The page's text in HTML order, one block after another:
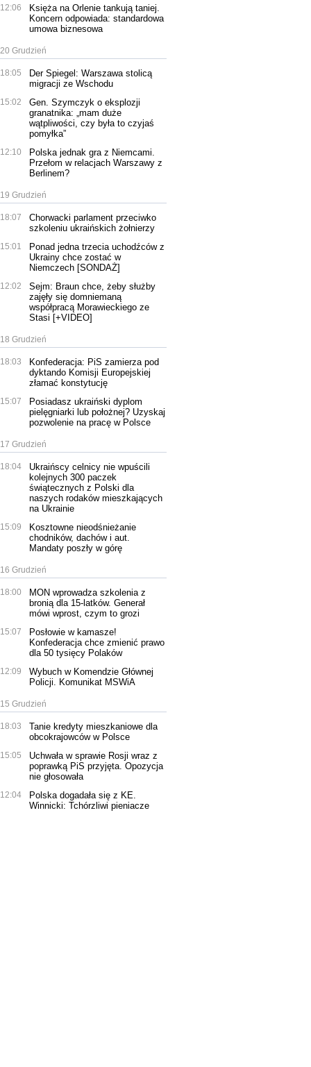
12:06
Księża na Orlenie tankują taniej.
Koncern odpowiada: standardowa
umowa biznesowa
20 Grudzień
18:05
Der Spiegel: Warszawa stolicą
migracji ze Wschodu
15:02
Gen. Szymczyk o eksplozji
granatnika: „mam duże
wątpliwości, czy była to czyjaś
pomyłka”
12:10
Polska jednak gra z Niemcami.
Przełom w relacjach Warszawy z
Berlinem?
19 Grudzień
18:07
Chorwacki parlament przeciwko
szkoleniu ukraińskich żołnierzy
15:01
Ponad jedna trzecia uchodźców z
Ukrainy chce zostać w
Niemczech [SONDAŻ]
12:02
Sejm: Braun chce, żeby służby
zajęły się domniemaną
współpracą Morawieckiego ze
Stasi [+VIDEO]
18 Grudzień
18:03
Konfederacja: PiS zamierza pod
dyktando Komisji Europejskiej
złamać konstytucję
15:07
Posiadasz ukraiński dyplom
pielęgniarki lub położnej? Uzyskaj
pozwolenie na pracę w Polsce
17 Grudzień
18:04
Ukraińscy celnicy nie wpuścili
kolejnych 300 paczek
świątecznych z Polski dla
naszych rodaków mieszkających
na Ukrainie
15:09
Kosztowne nieodśnieżanie
chodników, dachów i aut.
Mandaty poszły w górę
16 Grudzień
18:00
MON wprowadza szkolenia z
bronią dla 15-latków. Generał
mówi wprost, czym to grozi
15:07
Posłowie w kamasze!
Konfederacja chce zmienić prawo
dla 50 tysięcy Polaków
12:09
Wybuch w Komendzie Głównej
Policji. Komunikat MSWiA
15 Grudzień
18:03
Tanie kredyty mieszkaniowe dla
obcokrajowców w Polsce
15:05
Uchwała w sprawie Rosji wraz z
poprawką PiS przyjęta. Opozycja
nie głosowała
12:04
Polska dogadała się z KE.
Winnicki: Tchórzliwi pieniacze